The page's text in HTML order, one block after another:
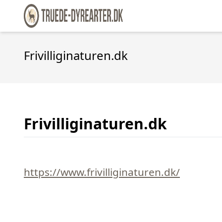
Frivilliginaturen.dk
Frivilliginaturen.dk
https://www.frivilliginaturen.dk/